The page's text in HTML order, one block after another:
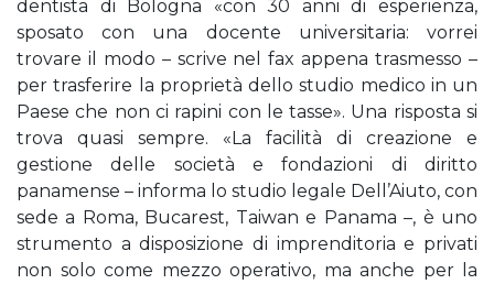
dentista di Bologna «con 30 anni di esperienza,
sposato con una docente universitaria: vorrei
trovare il modo – scrive nel fax appena trasmesso –
per trasferire la proprietà dello studio medico in un
Paese che non ci rapini con le tasse». Una risposta si
trova quasi sempre. «La facilità di creazione e
gestione delle società e fondazioni di diritto
panamense – informa lo studio legale Dell’Aiuto, con
sede a Roma, Bucarest, Taiwan e Panama –, è uno
strumento a disposizione di imprenditoria e privati
non solo come mezzo operativo, ma anche per la